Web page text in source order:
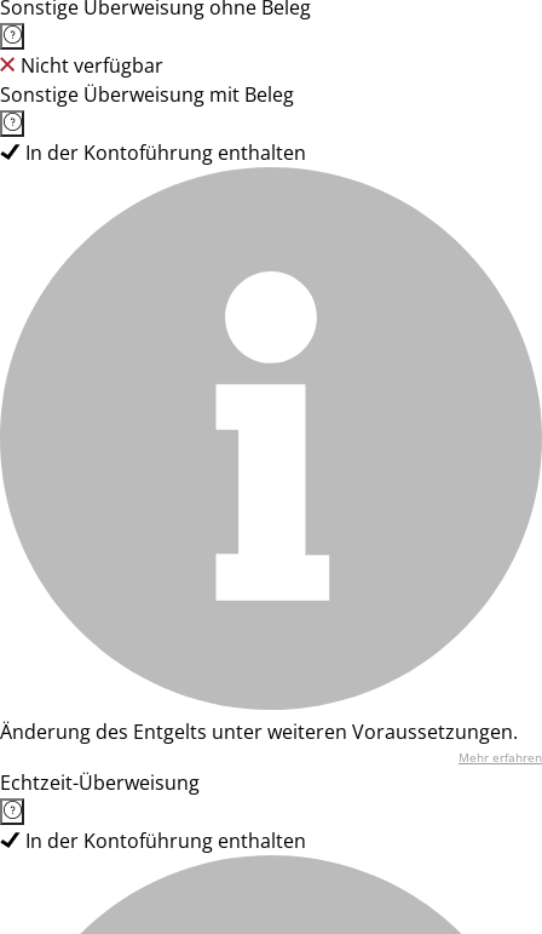
Sonstige Überweisung ohne Beleg
Nicht verfügbar
Sonstige Überweisung mit Beleg
In der Kontoführung enthalten
Änderung des Entgelts unter weiteren Voraussetzungen.
Mehr erfahren
Echtzeit-Überweisung
In der Kontoführung enthalten